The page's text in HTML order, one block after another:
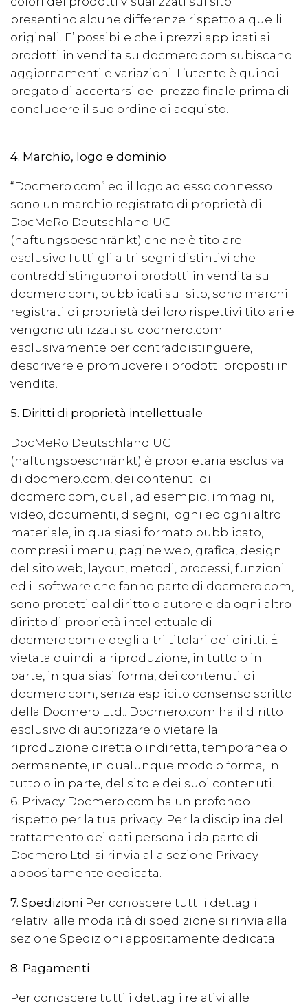
presentino alcune differenze rispetto a quelli
originali. E’ possibile che i prezzi applicati ai
prodotti in vendita su docmero.com subiscano
aggiornamenti e variazioni. L’utente è quindi
pregato di accertarsi del prezzo finale prima di
concludere il suo ordine di acquisto.
4. Marchio, logo e dominio
“Docmero.com” ed il logo ad esso connesso
sono un marchio registrato di proprietà di
DocMeRo Deutschland UG
(haftungsbeschränkt) che ne è titolare
esclusivo.Tutti gli altri segni distintivi che
contraddistinguono i prodotti in vendita su
docmero.com, pubblicati sul sito, sono marchi
registrati di proprietà dei loro rispettivi titolari e
vengono utilizzati su docmero.com
esclusivamente per contraddistinguere,
descrivere e promuovere i prodotti proposti in
vendita.
5. Diritti di proprietà intellettuale
DocMeRo Deutschland UG
(haftungsbeschränkt) è proprietaria esclusiva
di docmero.com, dei contenuti di
docmero.com, quali, ad esempio, immagini,
video, documenti, disegni, loghi ed ogni altro
materiale, in qualsiasi formato pubblicato,
compresi i menu, pagine web, grafica, design
del sito web, layout, metodi, processi, funzioni
ed il software che fanno parte di docmero.com,
sono protetti dal diritto d'autore e da ogni altro
diritto di proprietà intellettuale di
docmero.com e degli altri titolari dei diritti. È
vietata quindi la riproduzione, in tutto o in
parte, in qualsiasi forma, dei contenuti di
docmero.com, senza esplicito consenso scritto
della Docmero Ltd.. Docmero.com ha il diritto
esclusivo di autorizzare o vietare la
riproduzione diretta o indiretta, temporanea o
permanente, in qualunque modo o forma, in
tutto o in parte, del sito e dei suoi contenuti.
6. Privacy Docmero.com ha un profondo
rispetto per la tua privacy. Per la disciplina del
trattamento dei dati personali da parte di
Docmero Ltd. si rinvia alla sezione Privacy
appositamente dedicata.
7. Spedizioni Per conoscere tutti i dettagli
relativi alle modalità di spedizione si rinvia alla
sezione Spedizioni appositamente dedicata.
8. Pagamenti
Per conoscere tutti i dettagli relativi alle